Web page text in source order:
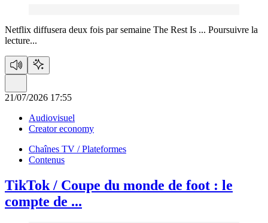
Netflix diffusera deux fois par semaine The Rest Is ... Poursuivre la
lecture...
21/07/2026 17:55
Audiovisuel
Creator economy
Chaînes TV / Plateformes
Contenus
TikTok / Coupe du monde de foot : le
compte de ...